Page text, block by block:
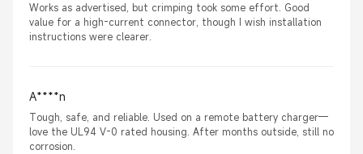
Works as advertised, but crimping took some effort. Good
value for a high-current connector, though I wish installation
instructions were clearer.
A****n
Tough, safe, and reliable. Used on a remote battery charger—
love the UL94 V-0 rated housing. After months outside, still no
corrosion.